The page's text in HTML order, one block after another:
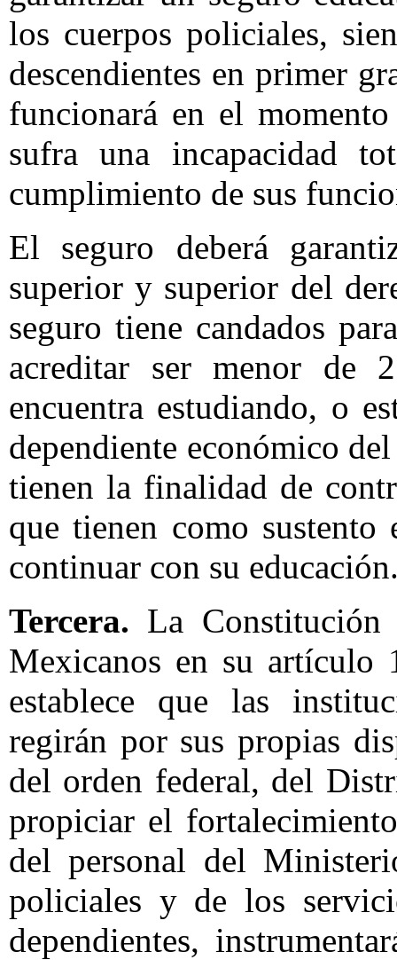
los cuerpos policiales,
descendientes en primer
funcionará en el
sufra una incapacidad
cumplimiento de sus
El seguro deberá
superior y superior del
seguro tiene candados
acreditar ser menor de
encuentra estudiando, o
dependiente económico
tienen la finalidad de
que tienen como
continuar con su
Tercera. La
Mexicanos en su
establece que las
regirán por sus propias
del orden federal, del
propiciar el
del personal del
policiales y de los
dependientes,